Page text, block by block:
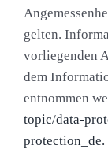
gelten.
vorliegenden
dem
entnommen
topic/data-
protection_de.